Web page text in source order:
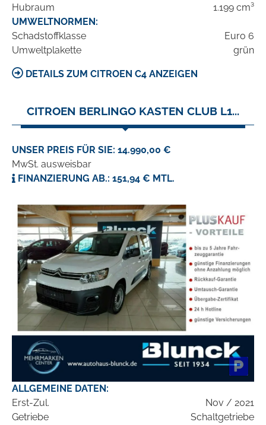
Hubraum
1.199 cm³
UMWELTNORMEN:
Schadstoffklasse
Euro 6
Umweltplakette
grün
DETAILS ZUM CITROEN C4 ANZEIGEN
CITROEN BERLINGO KASTEN CLUB L1...
UNSER PREIS FÜR SIE: 14.990,00 €
MwSt. ausweisbar
FINANZIERUNG AB.: 151,94 € MTL.
ALLGEMEINE DATEN:
Erst-Zul.
Nov / 2021
Getriebe
Schaltgetriebe